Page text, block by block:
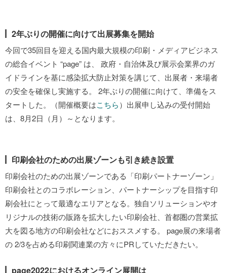
2年ぶりの開催に向けて出展募集を開始
今回で35回目を迎える国内最大規模の印刷・メディアビジネス
の総合イベント “page” は、 政府・自治体及び展示会業界のガ
イドラインを基に感染拡大防止対策を講じて、出展者・来場者
の安全を確保し実施する。 2年ぶりの開催に向けて、準備をス
タートした。（開催概要はこちら）出展申し込みの受付開始
は、8月2日（月）～となります。
印刷会社のための出展ゾーンも引き続き設置
印刷会社のための出展ゾーンである「印刷パートナーゾーン」
印刷会社とのコラボレーション、パートナーシップを目指す印
刷会社にとって最適なエリアとなる。独自ソリューションやオ
リジナルの技術の販路を拡大したい印刷会社、首都圏の営業拡
大を図る地方の印刷会社などにおススメする。 page展の来場者
の 2/3を占める印刷関連業の方々にPRしていただきたい。
page2022におけるオンライン展開は